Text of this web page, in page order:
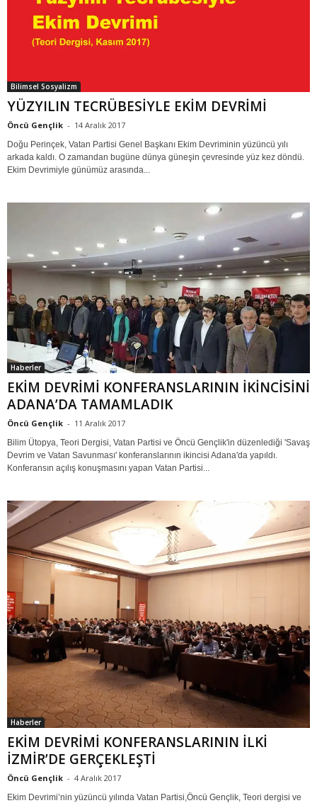
Bilimsel Sosyalizm
YÜZYILIN TECRÜBESİYLE EKİM DEVRİMİ
Öncü Gençlik - 14 Aralık 2017
Doğu Perinçek, Vatan Partisi Genel Başkanı Ekim Devriminin yüzüncü yılı
arkada kaldı. O zamandan bugüne dünya güneşin çevresinde yüz kez döndü.
Ekim Devrimiyle günümüz arasında...
Haberler
EKİM DEVRİMİ KONFERANSLARININ İKİNCİSİNİ
ADANA’DA TAMAMLADIK
Öncü Gençlik - 11 Aralık 2017
Bilim Ütopya, Teori Dergisi, Vatan Partisi ve Öncü Gençlik'in düzenlediği 'Savaş
Devrim ve Vatan Savunması' konferanslarının ikincisi Adana'da yapıldı.
Konferansın açılış konuşmasını yapan Vatan Partisi...
Haberler
EKİM DEVRİMİ KONFERANSLARININ İLKİ
İZMİR’DE GERÇEKLEŞTİ
Öncü Gençlik - 4 Aralık 2017
Ekim Devrimi’nin yüzüncü yılında Vatan Partisi,Öncü Gençlik, Teori dergisi ve